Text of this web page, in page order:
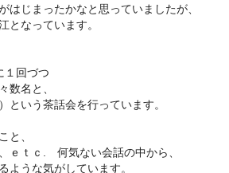
はじまったかなと思っていましたが、
となっています。
１回づつ
数名と、
という茶話会を行っています。
と、
ｅｔｃ. 何気ない会話の中から、
ような気がしています。